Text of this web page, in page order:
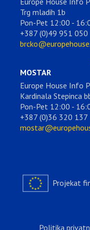
Trg mladih 1b
Pon-Pet 12:00 -
+387 (0)49 951 050
MOSTAR
Europe House Info
Kardinala Stepinca
Pon-Pet 12:00 -
+387 (0)36 320 137
Projekat
Politika